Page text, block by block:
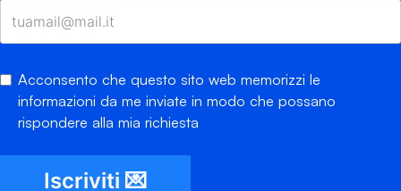
Acconsento che questo sito web memorizzi le
informazioni da me inviate in modo che possano
rispondere alla mia richiesta
Iscriviti 💌